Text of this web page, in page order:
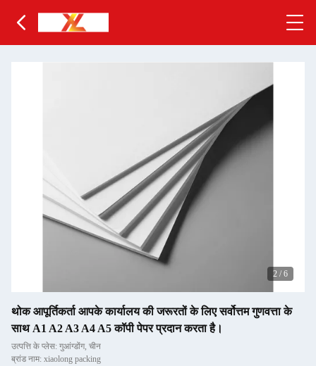
2 / 6
थोक आपूर्तिकर्ता आपके कार्यालय की जरूरतों के लिए सर्वोत्तम गुणवत्ता के
साथ A1 A2 A3 A4 A5 कॉपी पेपर प्रदान करता है।
उत्पत्ति के प्लेस: गुआंग्डोंग, चीन
ब्रांड नाम: xiaolong packing